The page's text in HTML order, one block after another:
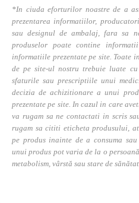
*In ciuda eforturilor noastre de a
prezentarea informatiilor,
sau designul de ambalaj, fara sa
produselor poate contine
informatiile prezentate pe site. Toate
de pe site-ul nostru trebuie luate
sfaturile sau prescriptiile unui
decizia de achizitionare a unui
prezentate pe site. In cazul in care
va rugam sa ne contactati in scris
rugam sa cititi eticheta produsului,
pe produs inainte de a consuma
unui produs pot varia de la o
metabolism, vârstă sau stare de